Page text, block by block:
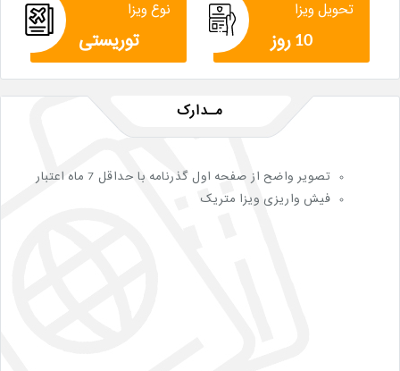
تحویل ویزا
10 روز
نوع ویزا
توریستی
مـدارک
تصویر واضح از صفحه اول گذرنامه با حداقل 7 ماه اعتبار
فیش واریزی ویزا متریک